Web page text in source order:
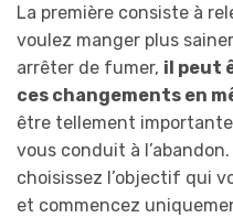
La première consiste à
voulez manger plus
arrêter de fumer, il peut
ces changements en
être tellement
vous conduit à
choisissez l’objectif qui
et commencez